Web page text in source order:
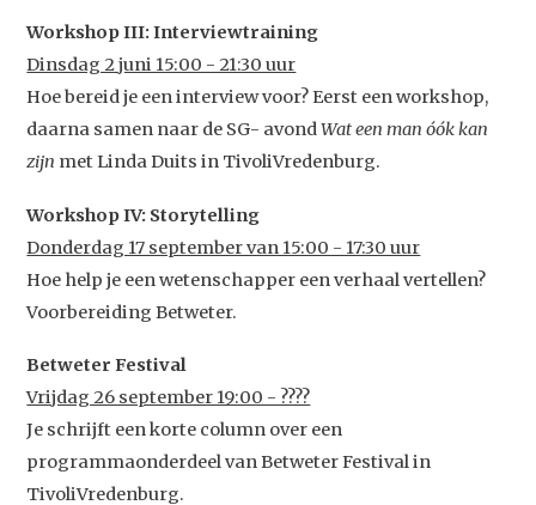
Podcast
Artikelen
Contact
Workshop III: Interviewtraining
Dinsdag 2 juni 15:00 - 21:30 uur
Hoe bereid je een interview voor? Eerst een workshop,
daarna samen naar de SG- avondWat een man óók kan
zijn met Linda Duits in TivoliVredenburg.
Workshop IV: Storytelling
Donderdag 17 september van 15:00 - 17:30 uur
Hoe help je een wetenschapper een verhaal vertellen?
Voorbereiding Betweter.
Betweter Festival
Vrijdag 26 september 19:00 - ????
Je schrijft een korte column over een
programmaonderdeel van Betweter Festival in
TivoliVredenburg.